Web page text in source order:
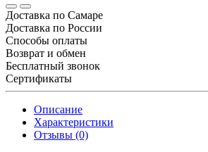
Доставка по Самаре
Доставка по России
Способы оплаты
Возврат и обмен
Бесплатный звонок
Сертификаты
Описание
Характеристики
Отзывы (0)